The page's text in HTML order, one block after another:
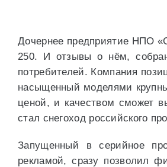
Дочернее предприятие НПО
250. И отзывы о нём,
потребителей. Компания
насыщенный моделями
ценой, и качеством сможет
стал снегоход российского
Запущенный в серийное
рекламой, сразу позволил